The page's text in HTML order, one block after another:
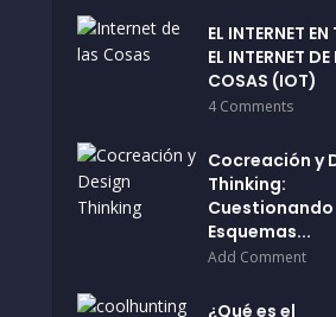
EL INTERNET
EL INTERNET DE
COSAS (IOT)
4 Comments
Cocreación y
Thinking:
Cuestionando
Esquemas...
Add Comment
¿Qué es el